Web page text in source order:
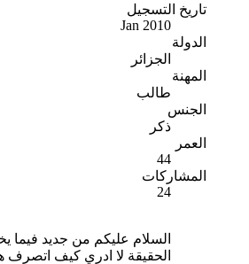
تاريخ التسجيل
Jan 2010
الدولة
الجزائر
المهنة
طالب
الجنس
ذكر
العمر
44
المشاركات
24
السلام عليكم من جديد فيما
الحقيقة لا ادري كيف اتصرف